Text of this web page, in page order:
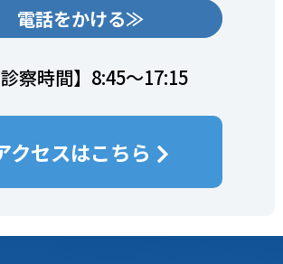
電話をかける≫
診察時間】8:45～17:15
クセスはこちら